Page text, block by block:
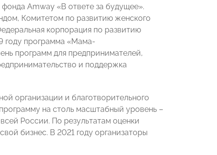
Amway «В ответе за будущее».
Комитетом по развитию женского
корпорация по развитию
году программа «Мама-
программ для предпринимателей,
и поддержка
организации и благотворительного
на столь масштабный уровень –
России. По результатам оценки
бизнес. В 2021 году организаторы